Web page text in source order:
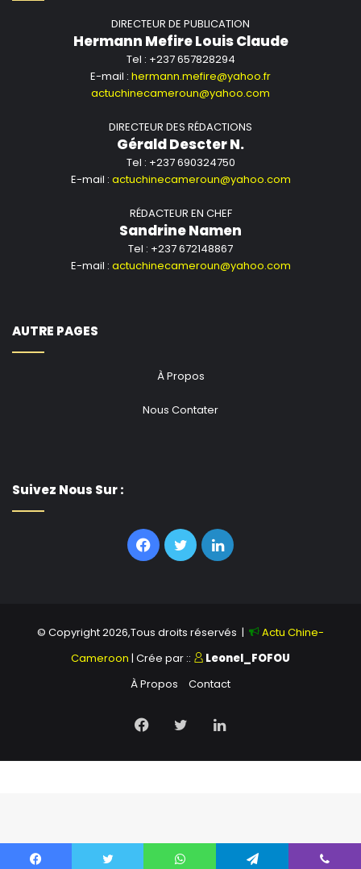
DIRECTEUR DE PUBLICATION
Hermann Mefire Louis Claude
Tel : +237 657828294
E-mail : hermann.mefire@yahoo.fr
actuchinecameroun@yahoo.com
DIRECTEUR DES RÉDACTIONS
Gérald Descter N.
Tel : +237 690324750
E-mail : actuchinecameroun@yahoo.com
RÉDACTEUR EN CHEF
Sandrine Namen
Tel : +237 672148867
E-mail : actuchinecameroun@yahoo.com
AUTRE PAGES
À Propos
Nous Contater
Suivez Nous Sur :
Facebook
TwitterLinkedin
© Copyright 2026,Tous droits réservés |
Actu Chine-
Cameroon | Crée par ::
Leonel_FOFOU
À Propos
Contact
Facebook
TwitterLinkedin